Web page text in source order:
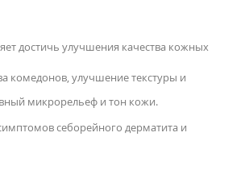
достичь улучшения качества кожных
комедонов, улучшение текстуры и
микрорельеф и тон кожи.
себорейного дерматита и